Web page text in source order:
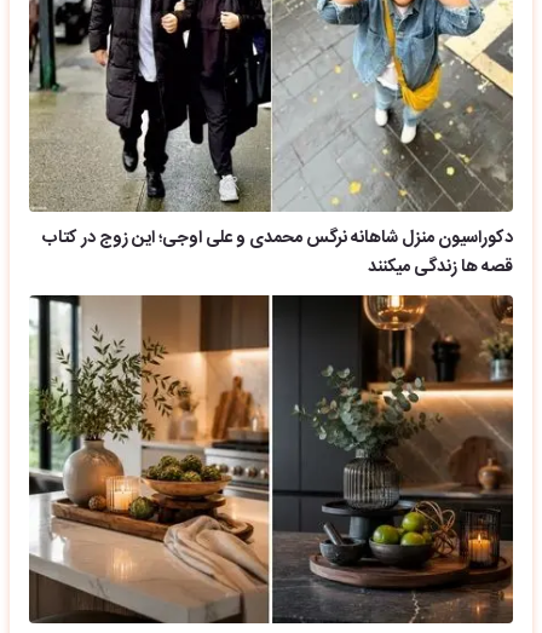
دکوراسیون منزل شاهانه نرگس محمدی و علی اوجی؛ این زوج در کتاب
قصه ها زندگی میکنند